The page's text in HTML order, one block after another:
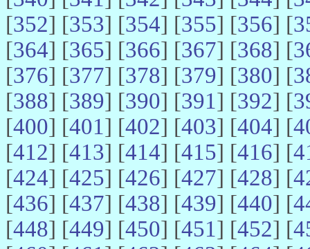
[352] [353] [354] [355] [356] [
[364] [365] [366] [367] [368] [
[376] [377] [378] [379] [380] [
[388] [389] [390] [391] [392] [
[400] [401] [402] [403] [404] [
[412] [413] [414] [415] [416] [
[424] [425] [426] [427] [428] [
[436] [437] [438] [439] [440] [
[448] [449] [450] [451] [452] [